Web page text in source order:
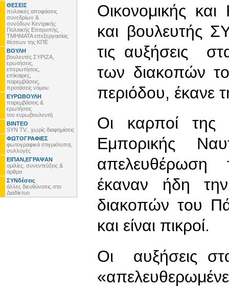
ΘΕΣΕΙΣ
πολιτικές αποφάσεις
συνεδρίων &
συνόδων Κεντρικής
Πολιτικής Επιτροπής,
ΤΜΗΜΑΤΑ επεξεργασίας
θέσεων της ΚΠΕ
ΒΟΥΛΗ
βουλευτές ΣΥΡΙΖΑ,
ερωτήσεις,
επερωτήσεις,
επίκαιρες,
παρεμβάσεις,
προτάσεις νόμου
ΕΥΡΩΒΟΥΛΗ
παρεμβάσεις &
ερωτήσεις
του ευρωβουλευτή
ΒΙΝΤΕΟ
SYN TV.. χωρίς διαφημίσεις
ΦΩΤΟΓΡΑΦΙΕΣ
φωτογραφικά στιγμιότυπα,
συλλογές
ΕΙΠΑΝ,ΕΓΡΑΨΑΝ
ομιλίες, συνεντεύξεις &
άρθρα
ΣΥΝδέσεις
άλλες διευθύνσεις στο
Διαδίκτυο
Οικονομικής
και βουλευτής
τις αυξήσεις
των διακοπών
περιόδου,
Οι καρποί
Εμπορικής
απελευθέρωση
έκαναν ήδη
διακοπών του
και είναι πικροί.
Οι αυξήσεις στα